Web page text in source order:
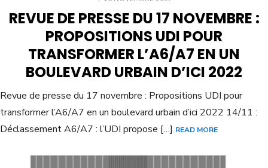
REVUE DE PRESSE DU 17 NOVEMBRE :
PROPOSITIONS UDI POUR
TRANSFORMER L’A6/A7 EN UN
BOULEVARD URBAIN D’ICI 2022
Revue de presse du 17 novembre : Propositions UDI pour
transformer l’A6/A7 en un boulevard urbain d’ici 2022 14/11 :
Déclassement A6/A7 : l’UDI propose […] READ MORE